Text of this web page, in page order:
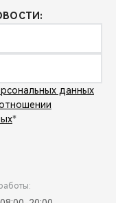
данных
*